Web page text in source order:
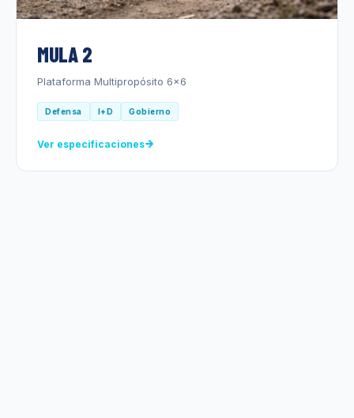
MULA 2
Plataforma Multipropósito 6x6
Defensa I+D Gobierno
Ver especificaciones